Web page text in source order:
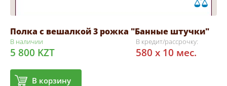
Полка с вешалкой 3 рожка "Банные штучки"
В наличии
5 800 KZT
В корзину
В кредит/рассрочку:
580 x 10 мес.